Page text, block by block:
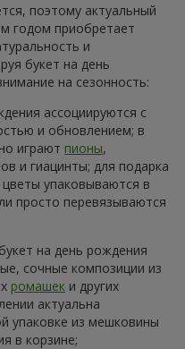
поэтому актуальный
годом приобретает
и
букет на день
на сезонность:
ассоциируются с
и обновлением; в
играют пионы,
и гиацинты; для подарка
упаковываются в
просто перевязываются
на день рождения
сочные композиции из
ромашек и других
актуальна
упаковке из мешковины
в корзине;